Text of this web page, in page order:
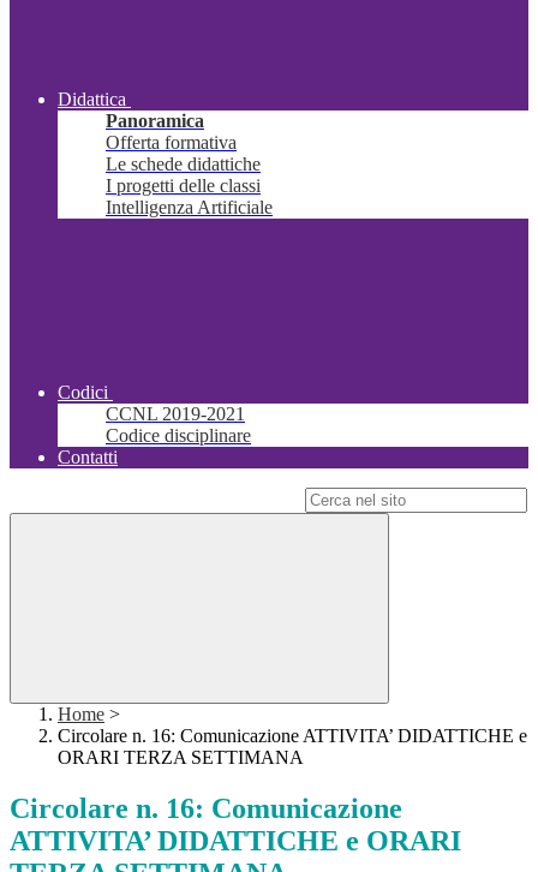
Didattica
Panoramica
Offerta formativa
Le schede didattiche
I progetti delle classi
Intelligenza Artificiale
Codici
CCNL 2019-2021
Codice disciplinare
Contatti
Home >
Circolare n. 16: Comunicazione ATTIVITA’ DIDATTICHE e
ORARI TERZA SETTIMANA
Circolare n. 16: Comunicazione
ATTIVITA’ DIDATTICHE e ORARI